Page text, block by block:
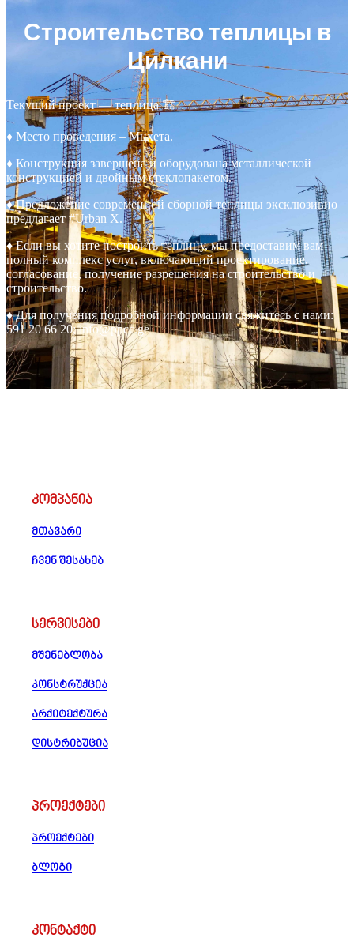
Строительство теплицы в
Цилкани
Текущий проект — теплица 🏗
♦ Место проведения – Мцхета.
♦ Конструкция завершена и оборудована металлической
конструкцией и двойным стеклопакетом.
♦ Предложение современной сборной теплицы эксклюзивно
предлагает #Urban X.
♦ Если вы хотите построить теплицу, мы предоставим вам
полный комплекс услуг, включающий проектирование,
согласование, получение разрешения на строительство и
строительство.
♦ Для получения подробной информации свяжитесь с нами:
591 20 66 20; info@ppcc.ge
კომპანია
მთავარი
ჩვენ შესახებ
სერვისები
მშენებლობა
კონსტრუქცია
არქიტექტურა
დისტრიბუცია
პროექტები
პროექტები
ბლოგი
კონტაქტი